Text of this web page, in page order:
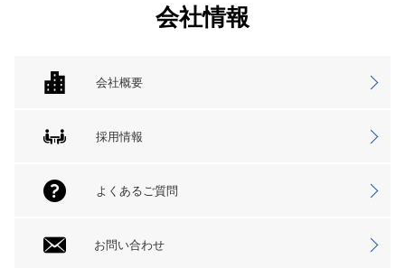
会社情報
会社概要
採用情報
よくあるご質問
お問い合わせ